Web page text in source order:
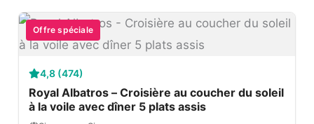
Offre spéciale
4,8 (474)
Royal Albatros – Croisière au coucher du soleil
à la voile avec dîner 5 plats assis